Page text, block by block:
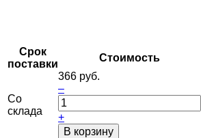
Срок
поставки
Стоимость
Со
склада
366 руб.
–
+
В корзину